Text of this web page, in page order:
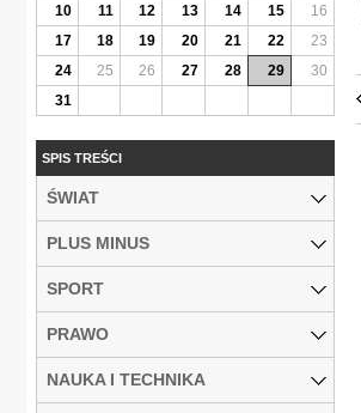
10
11 12 13 14 15
16
17
18 19 20 21 22
23
24
25 26 27 28 29
30
31
SPIS TREŚCI
ŚWIAT
PLUS MINUS
SPORT
PRAWO
NAUKA I TECHNIKA